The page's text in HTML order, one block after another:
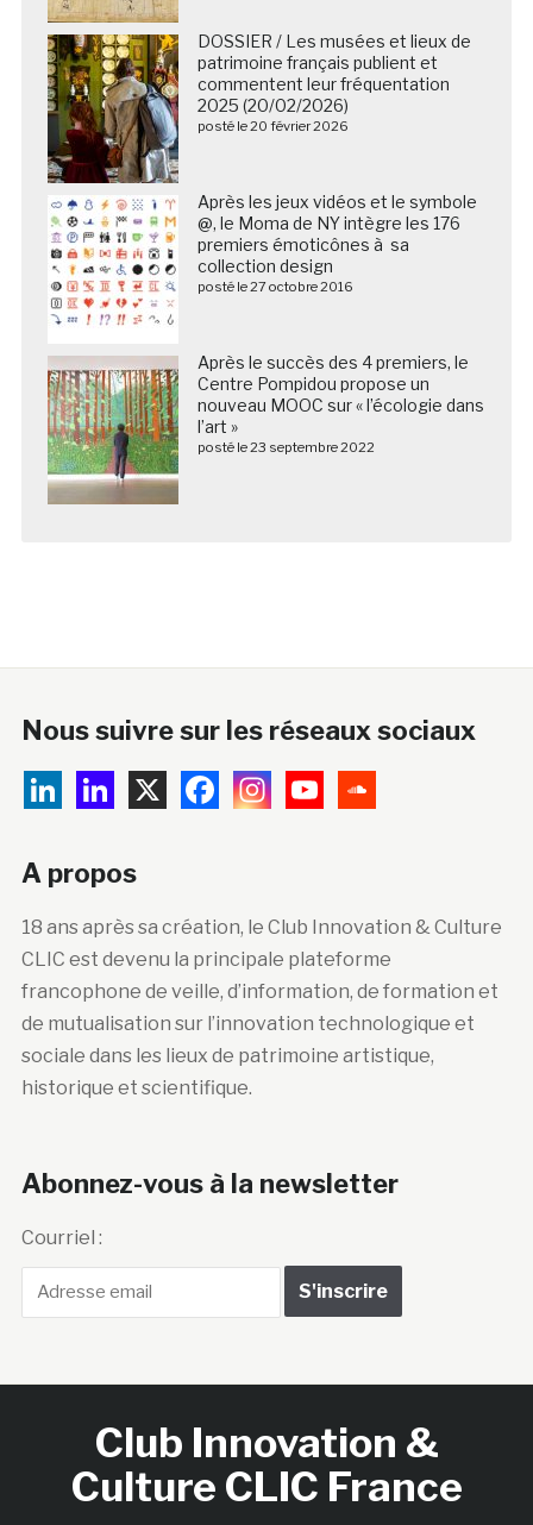
DOSSIER / Les musées et lieux de
patrimoine français publient et
commentent leur fréquentation
2025 (20/02/2026)
posté le 20 février 2026
Après les jeux vidéos et le symbole
@, le Moma de NY intègre les 176
premiers émoticônes à sa
collection design
posté le 27 octobre 2016
Après le succès des 4 premiers, le
Centre Pompidou propose un
nouveau MOOC sur « l’écologie dans
l’art »
posté le 23 septembre 2022
Nous suivre sur les réseaux sociaux
A propos
18 ans après sa création, le Club Innovation & Culture
CLIC est devenu la principale plateforme
francophone de veille, d’information, de formation et
de mutualisation sur l’innovation technologique et
sociale dans les lieux de patrimoine artistique,
historique et scientifique.
Abonnez-vous à la newsletter
Courriel :
Club Innovation &
Culture CLIC France